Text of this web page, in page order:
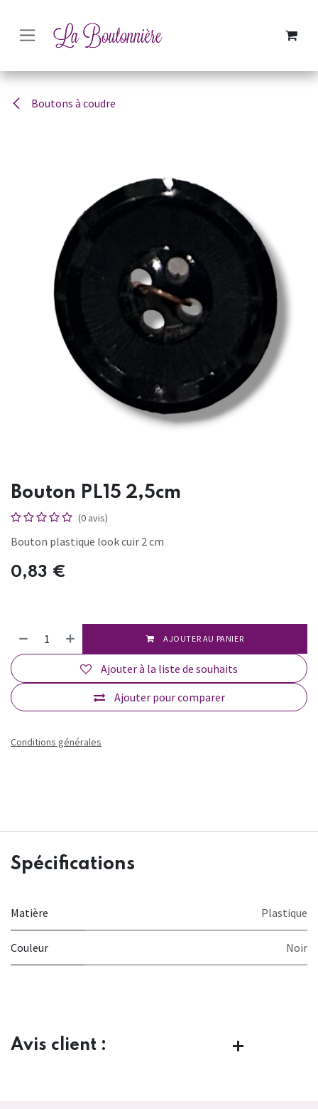
Boutons à coudre
Bouton PL15 2,5cm
(0 avis)
Bouton plastique look cuir 2 cm
0,83 €
AJOUTER AU PANIER
Ajouter pour comparer
Ajouter à la liste de souhaits
Conditions générales
Spécifications
Matière Plastique
Couleur Noir
Avis client :